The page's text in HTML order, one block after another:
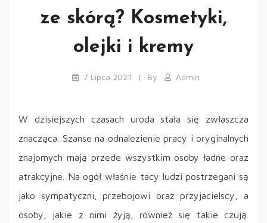
ze skórą? Kosmetyki,
olejki i kremy
7 Lipca 2021 By Admin
W dzisiejszych czasach uroda stała się zwłaszcza
znacząca. Szanse na odnalezienie pracy i oryginalnych
znajomych mają przede wszystkim osoby ładne oraz
atrakcyjne. Na ogół właśnie tacy ludzi postrzegani są
jako sympatyczni, przebojowi oraz przyjacielscy, a
osoby, jakie z nimi żyją, również się takie czują.